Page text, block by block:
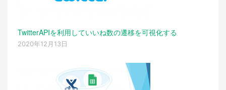
TwitterAPIを利用していいね数の遷移を可視化する
2020年12月13日